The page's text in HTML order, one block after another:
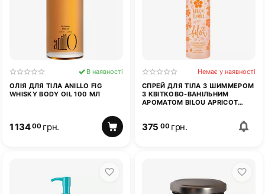
ОЛІЯ ДЛЯ ТІЛА ANILLO FIG
WHISKY BODY OIL 100 МЛ
В наявності
1 134 00 грн.
СПРЕЙ ДЛЯ ТІЛА З ШИММЕРОМ
З КВІТКОВО-ВАНІЛЬНИМ
АРОМАТОМ BILOU APRICOT
Немає у наявності
375 00 грн.